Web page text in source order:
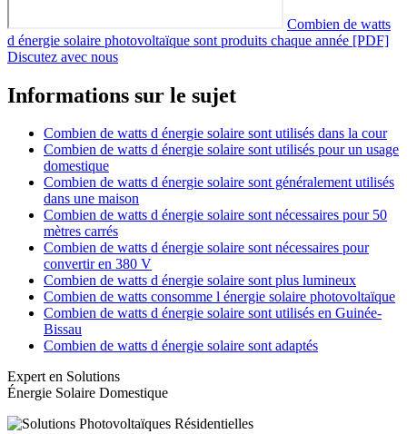
Combien de watts
d énergie solaire photovoltaïque sont produits chaque année [PDF]
Discutez avec nous
Informations sur le sujet
Combien de watts d énergie solaire sont utilisés dans la cour
Combien de watts d énergie solaire sont utilisés pour un usage
domestique
Combien de watts d énergie solaire sont généralement utilisés
dans une maison
Combien de watts d énergie solaire sont nécessaires pour 50
mètres carrés
Combien de watts d énergie solaire sont nécessaires pour
convertir en 380 V
Combien de watts d énergie solaire sont plus lumineux
Combien de watts consomme l énergie solaire photovoltaïque
Combien de watts d énergie solaire sont utilisés en Guinée-
Bissau
Combien de watts d énergie solaire sont adaptés
Expert en Solutions
Énergie Solaire Domestique